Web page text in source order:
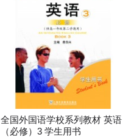
全国外国语学校系列教材 英语
（必修）3 学生用书